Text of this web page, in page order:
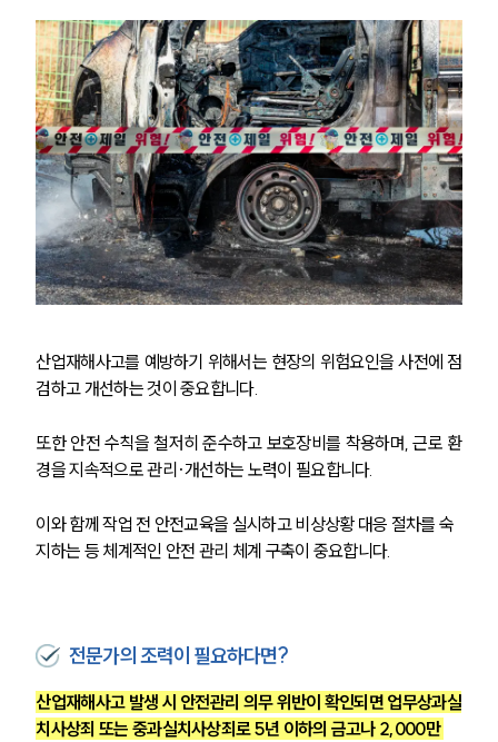
대륜법률상담예약
대륜법률상담예약
산업재해사고를 예방하기 위해서는 현장의 위험요인을 사전에 점
검하고 개선하는 것이 중요합니다.
또한 안전 수칙을 철저히 준수하고 보호장비를 착용하며, 근로 환
경을 지속적으로 관리·개선하는 노력이 필요합니다.
이와 함께 작업 전 안전교육을 실시하고 비상상황 대응 절차를 숙
지하는 등 체계적인 안전 관리 체계 구축이 중요합니다.
전문가의 조력이 필요하다면?
산업재해사고 발생 시 안전관리 의무 위반이 확인되면 업무상과실
치사상죄 또는 중과실치사상죄로 5년 이하의 금고나 2,000만